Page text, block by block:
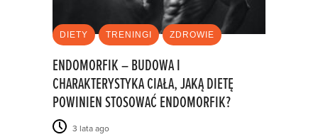
DIETY TRENINGI ZDROWIE
ENDOMORFIK – BUDOWA I
CHARAKTERYSTYKA CIAŁA, JAKĄ DIETĘ
POWINIEN STOSOWAĆ ENDOMORFIK?
3 lata ago